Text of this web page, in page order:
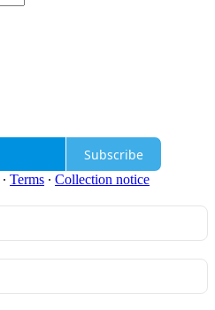
Subscribe
∙ Terms ∙ Collection notice